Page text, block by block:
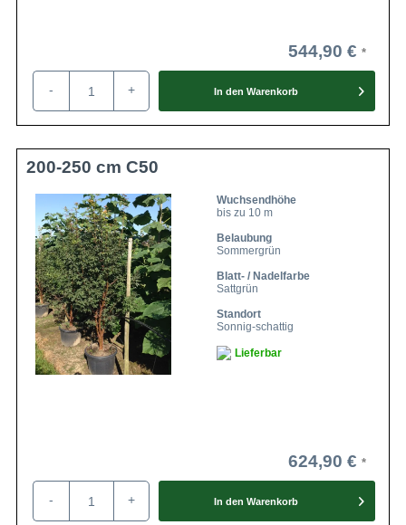
544,90 €
- + In den Warenkorb
200-250 cm C50
Wuchsendhöhe
bis zu 10 m
Belaubung
Sommergrün
Blatt- / Nadelfarbe
Sattgrün
Standort
Sonnig-schattig
Lieferbar
624,90 €
- + In den Warenkorb